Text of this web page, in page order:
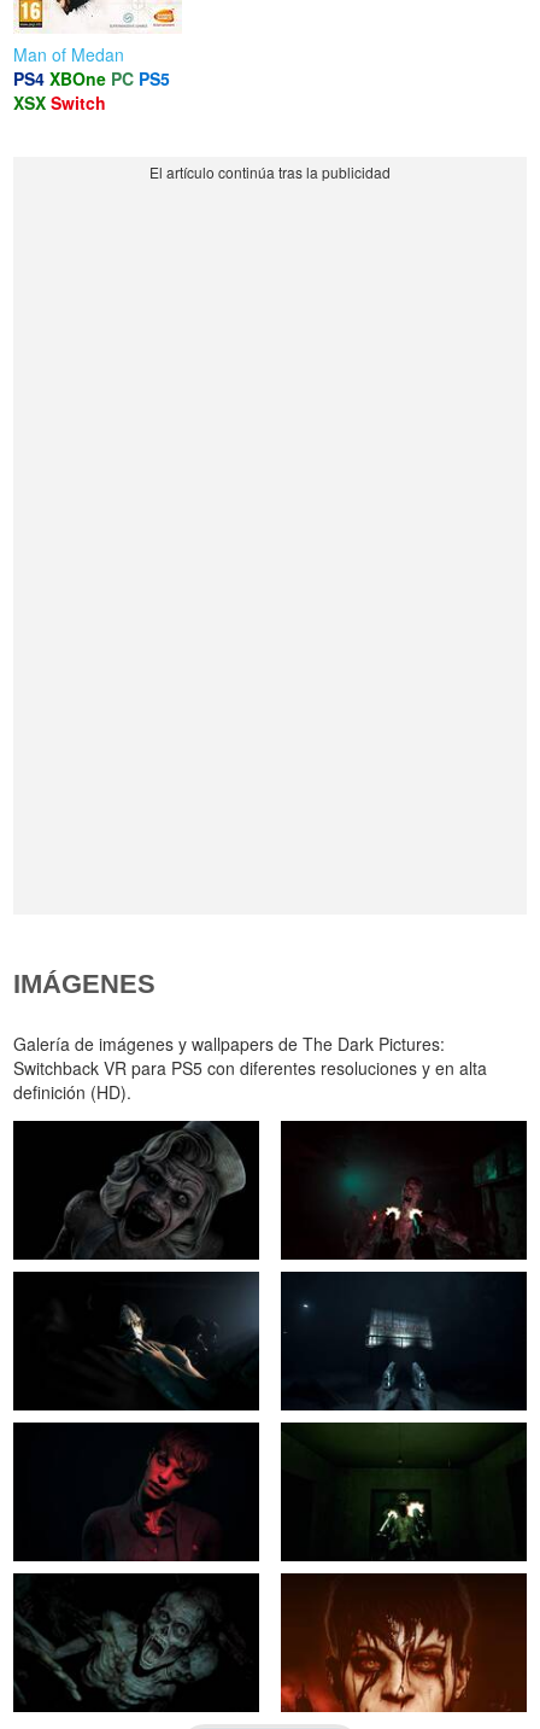
Man of Medan
PS4 XBOne PC PS5
XSX Switch
IMÁGENES
Galería de imágenes y wallpapers de The Dark Pictures:
Switchback VR para PS5 con diferentes resoluciones y en alta
definición (HD).